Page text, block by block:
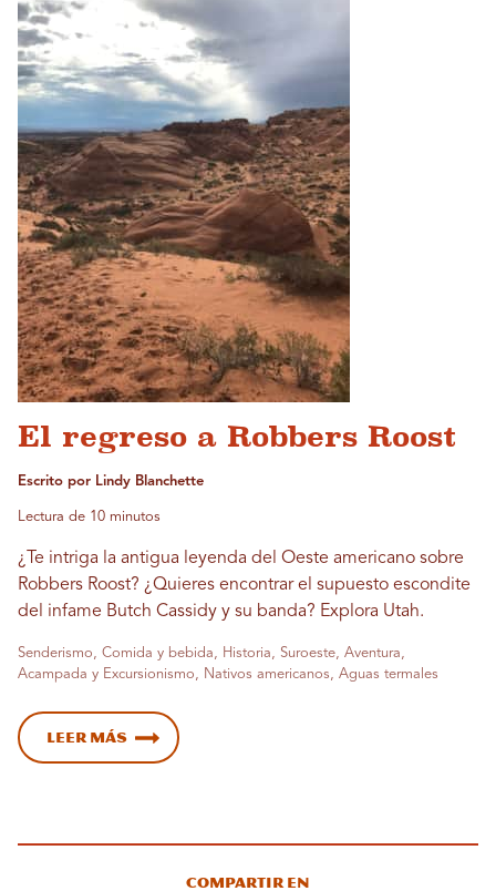
El regreso a Robbers Roost
Escrito por Lindy Blanchette
Lectura de 10 minutos
¿Te intriga la antigua leyenda del Oeste americano sobre
Robbers Roost? ¿Quieres encontrar el supuesto escondite
del infame Butch Cassidy y su banda? Explora Utah.
Senderismo, Comida y bebida, Historia, Suroeste, Aventura,
Acampada y Excursionismo, Nativos americanos, Aguas termales
Leer más
Compartir en